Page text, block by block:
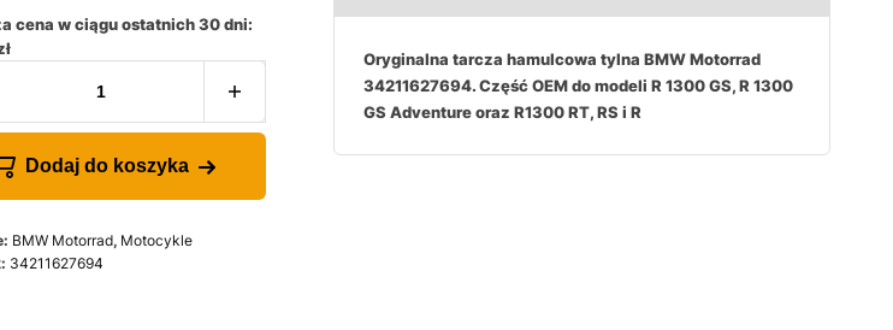
cena w ciągu ostatnich 30 dni:
Dodaj do koszyka
BMW Motorrad, Motocykle
34211627694
Oryginalna tarcza hamulcowa tylna BMW Motorrad
34211627694. Część OEM do modeli R 1300 GS, R 1300
GS Adventure oraz R1300 RT, RS i R